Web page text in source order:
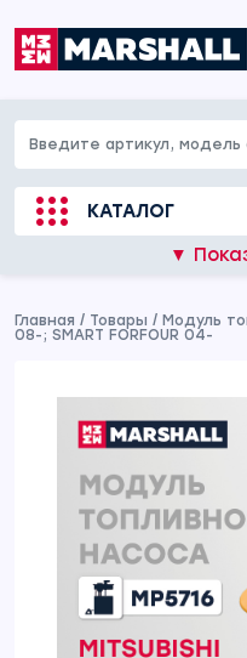
КАТАЛОГ
▼
Главная / Товары / Модуль
08-; SMART FORFOUR 04-